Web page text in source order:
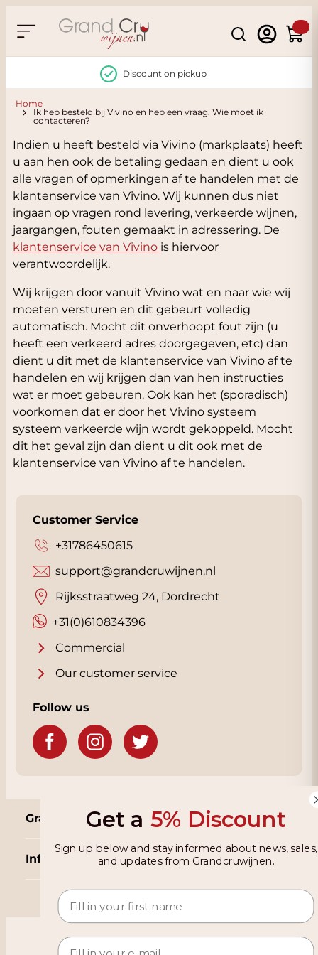
Search
Cart
Discount on pickup
Home
Ik heb besteld bij Vivino en heb een vraag. Wie moet ik
contacteren?
Indien u heeft besteld via Vivino (markplaats) heeft
u aan hen ook de betaling gedaan en dient u ook
alle vragen of opmerkingen af te handelen met de
klantenservice van Vivino. Wij kunnen dus niet
ingaan op vragen rond levering, verkeerde wijnen,
jaargangen, fouten gemaakt in adressering. De
klantenservice van Vivino is hiervoor
verantwoordelijk.
Wij krijgen door vanuit Vivino wat en naar wie wij
moeten versturen en dit gebeurt volledig
automatisch. Mocht dit onverhoopt fout zijn (u
heeft een verkeerd adres doorgegeven, etc) dan
dient u dit met de klantenservice van Vivino af te
handelen en wij krijgen dan van hen instructies
wat er moet gebeuren. Ook kan het (sporadisch)
voorkomen dat er door het Vivino systeem
systeem verkeerde wijn wordt gekoppeld. Mocht
dit het geval zijn dan dient u dit ook met de
klantenservice van Vivino af te handelen.
Customer Service
+31786450615
+31(0)610834396
support@grandcruwijnen.nl
Rijksstraatweg 24, Dordrecht
Commercial
Our customer service
Follow us
Grandcruwijnen
Information
Get a5% Discount
Sign up below and stay informed about news, sales,
and updates from Grandcruwijnen.